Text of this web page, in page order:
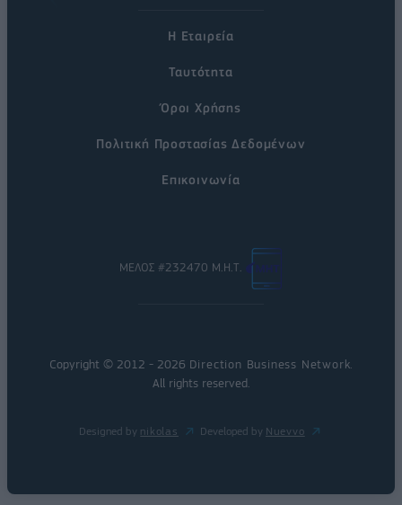
Η Εταιρεία
Ταυτότητα
Όροι Χρήσης
Πολιτική Προστασίας Δεδομένων
Επικοινωνία
ΜΕΛΟΣ #232470 Μ.Η.Τ.
Copyright © 2012 - 2026 Direction Business Network
All rights reserved.
Designed by nikolas Developed by Nuevvo